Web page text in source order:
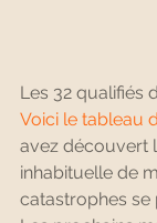
Les 32 qualifiés
Voici le tableau
avez découvert
inhabituelle de
catastrophes se